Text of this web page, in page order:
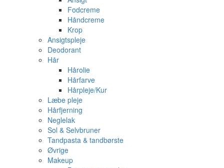
Fodcreme
Håndcreme
Krop
Ansigtspleje
Deodorant
Hår
Hårolie
Hårfarve
Hårpleje/Kur
Læbe pleje
Hårfjerning
Neglelak
Sol & Selvbruner
Tandpasta & tandbørste
Øvrige
Makeup